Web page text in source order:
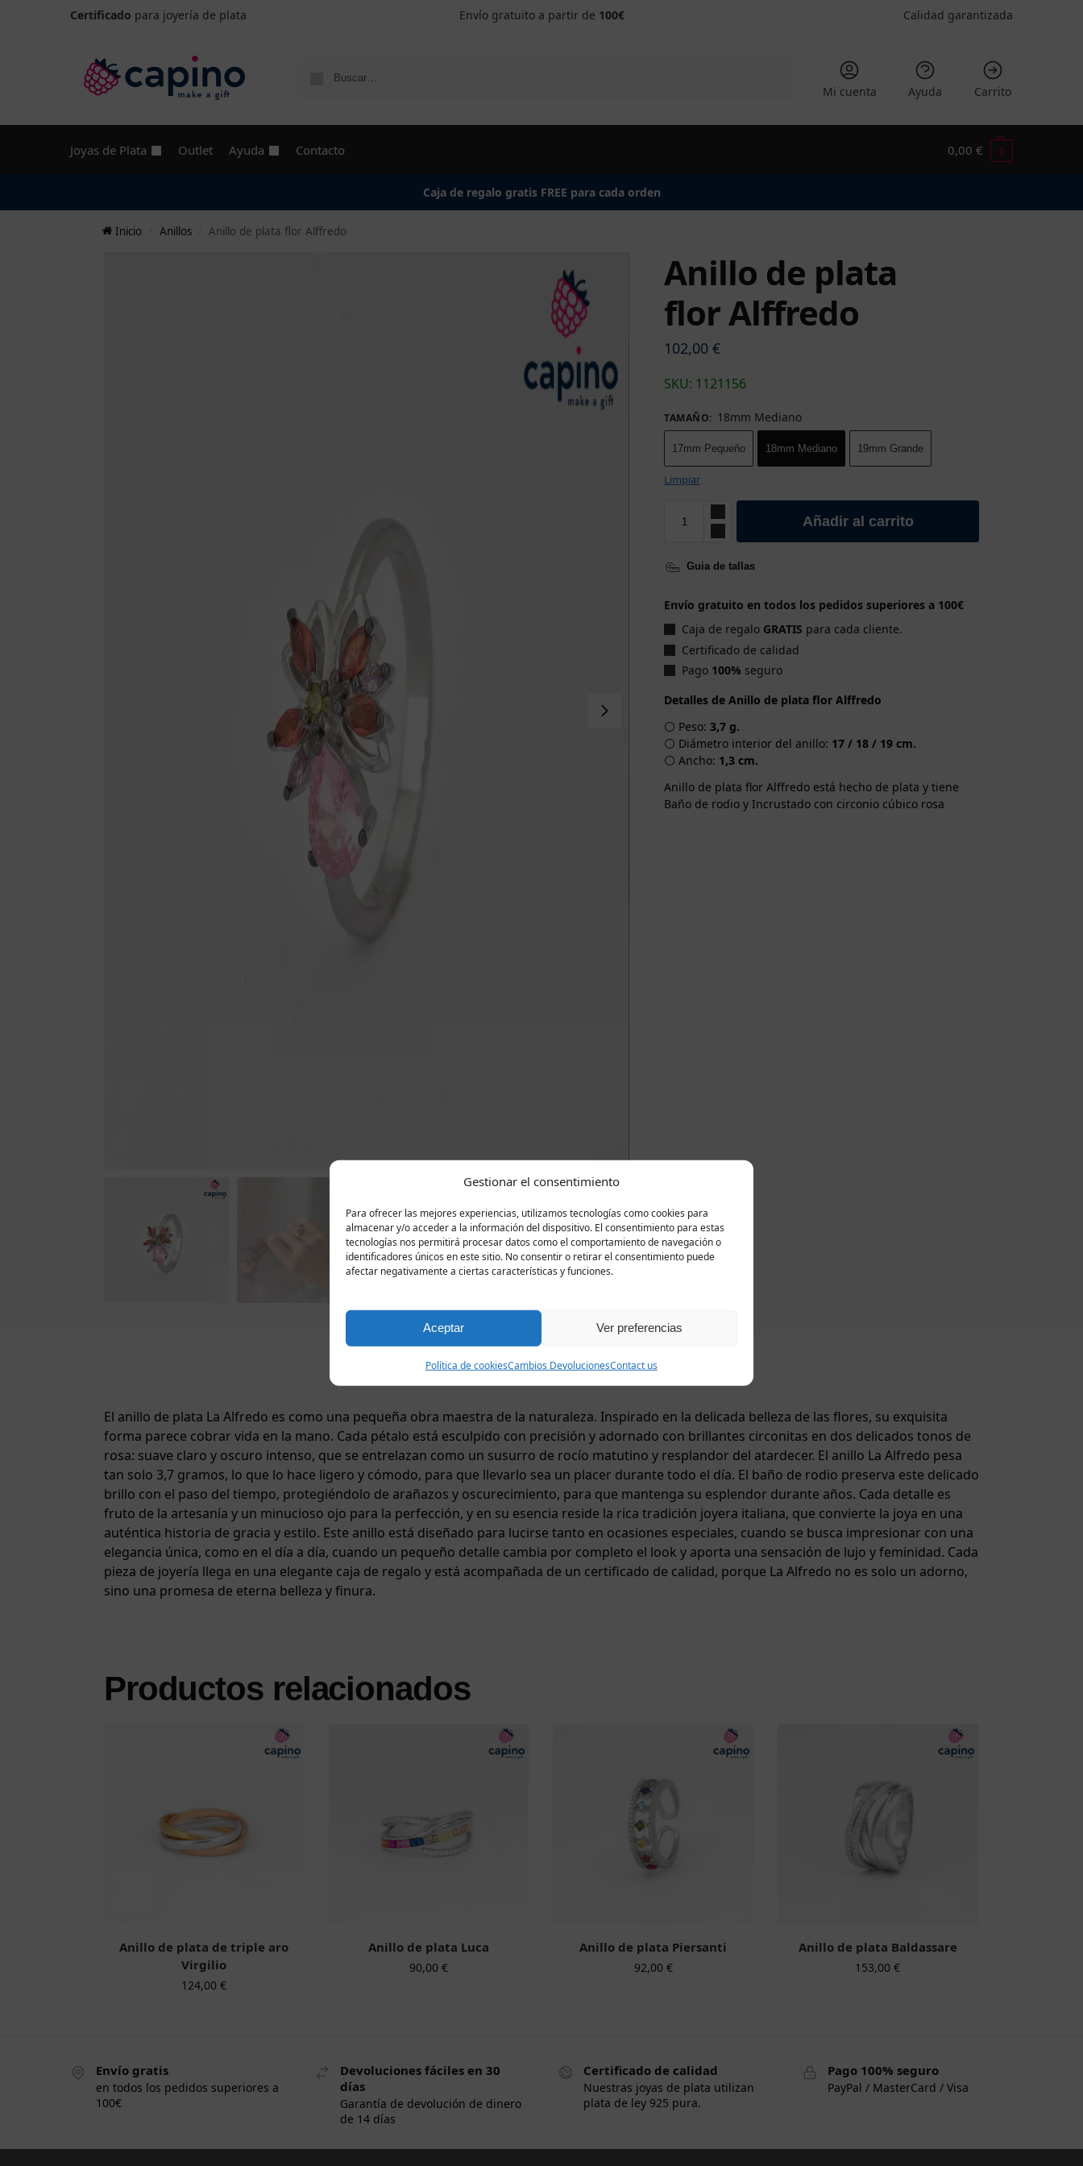
Gestionar el consentimiento
Para ofrecer las mejores experiencias, utilizamos tecnologías como cookies para
almacenar y/o acceder a la información del dispositivo. El consentimiento para estas
tecnologías nos permitirá procesar datos como el comportamiento de navegación o
identificadores únicos en este sitio. No consentir o retirar el consentimiento puede
afectar negativamente a ciertas características y funciones.
Aceptar Ver preferencias
Política de cookiesCambios DevolucionesContact us
Certificado para joyería de plata Envío gratuito a partir de 100€ Calidad garantizada
Mi cuenta Ayuda Carrito
Joyas de Plata Outlet Ayuda Contacto 0,00 € 0
Caja de regalo gratis FREE para cada orden
Inicio Anillos Anillo de plata flor Alffredo
Anillo de plata
flor Alffredo
102,00€
SKU: 1121156
TAMAÑO: 18mm Medianо
17mm Pequeñо 18mm Medianо 19mm Grande
Limpiar
Añadir al carrito
Guia de tallas
Envío gratuito en todos los pedidos superiores a 100€
Caja de regalo GRATIS para cada cliente.
Certificado de calidad
Pago 100% seguro
Detalles de Anillo de plata flor Alffredo
⚪ Peso:3,7 g.
⚪ Diámetro interior del anillo: 17 / 18 / 19 cm.
⚪ Ancho: 1,3 cm.
Anillo de plata flor Alffredo está hecho de plata y tiene
Baño de rodio y Incrustado con circonio cúbico rosa
Descripción Valoraciones 0
El anillo de plata La Alfredo es como una pequeña obra maestra de la naturaleza. Inspirado en la delicada belleza de las flores, su exquisita
forma parece cobrar vida en la mano. Cada pétalo está esculpido con precisión y adornado con brillantes circonitas en dos delicados tonos de
rosa: suave claro y oscuro intenso, que se entrelazan como un susurro de rocío matutino y resplandor del atardecer. El anillo La Alfredo pesa
tan solo 3,7 gramos, lo que lo hace ligero y cómodo, para que llevarlo sea un placer durante todo el día. El baño de rodio preserva este delicado
brillo con el paso del tiempo, protegiéndolo de arañazos y oscurecimiento, para que mantenga su esplendor durante años. Cada detalle es
fruto de la artesanía y un minucioso ojo para la perfección, y en su esencia reside la rica tradición joyera italiana, que convierte la joya en una
auténtica historia de gracia y estilo. Este anillo está diseñado para lucirse tanto en ocasiones especiales, cuando se busca impresionar con una
elegancia única, como en el día a día, cuando un pequeño detalle cambia por completo el look y aporta una sensación de lujo y feminidad. Cada
pieza de joyería llega en una elegante caja de regalo y está acompañada de un certificado de calidad, porque La Alfredo no es solo un adorno,
sino una promesa de eterna belleza y finura.
Productos relacionados
Anillo de plata de triple aro
Virgilio
124,00€
Anillo de plata Luca
90,00 €
Anillo de plata Piersanti
92,00 €
Anillo de plata Baldassare
153,00€
Envío gratis
en todos los pedidos superiores a
100€
Devoluciones fáciles en 30
días
Garantía de devolución de dinero
de 14 días
Certificado de calidad
Nuestras joyas de plata utilizan
plata de ley 925 pura.
Pago 100% seguro
PayPal / MasterCard / Visa